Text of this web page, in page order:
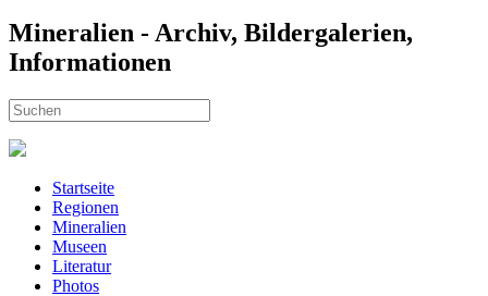
Mineralien - Archiv, Bildergalerien,
Informationen
Startseite
Regionen
Mineralien
Museen
Literatur
Photos